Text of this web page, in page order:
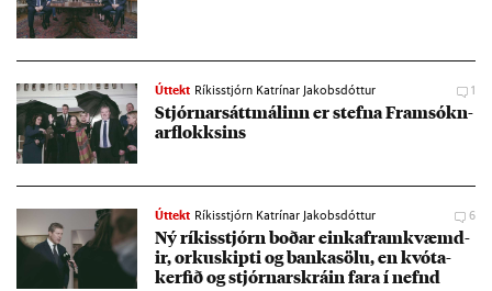
Úttekt Ríkisstjórn Katrínar Jakobsdóttur 1
Stjórn­arsátt­mál­inn er stefna Fram­sókn­
ar­flokks­ins
Úttekt Ríkisstjórn Katrínar Jakobsdóttur 6
Ný rík­is­stjórn boð­ar einkafram­kvæmd­
ir, orku­skipti og banka­sölu, en kvóta­
kerf­ið og stjórn­ar­skrá­in fara í nefnd